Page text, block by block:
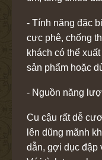
- Tính năng đặc
cực phê, chống
khách có thể
sản phẩm hoặc
- Nguồn năng
Cu cậu rất dễ
lên dũng mãnh
dẫn, gợi dục đập